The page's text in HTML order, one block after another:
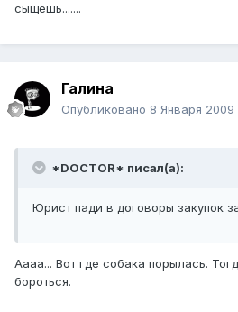
сыщешь.......
Галина
Опубликовано 8 Января 2009
*DOCTOR* писал(а):
Юрист пади в договоры закупок
Аааа... Вот где собака порылась.
бороться.